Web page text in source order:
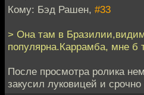
Кому: Бэд Рашен, #33
> Она там в
популярна.Каррамба, мне б
После просмотра ролика
закусил луковицей и срочно